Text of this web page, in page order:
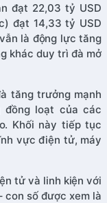
đạt 22,03 tỷ USD
đạt 14,33 tỷ USD
là động lực tăng
khác duy trì đà mở
tăng trưởng mạnh
loạt của các
Khối này tiếp tục
vực điện tử, máy
tử và linh kiện với
con số được xem là